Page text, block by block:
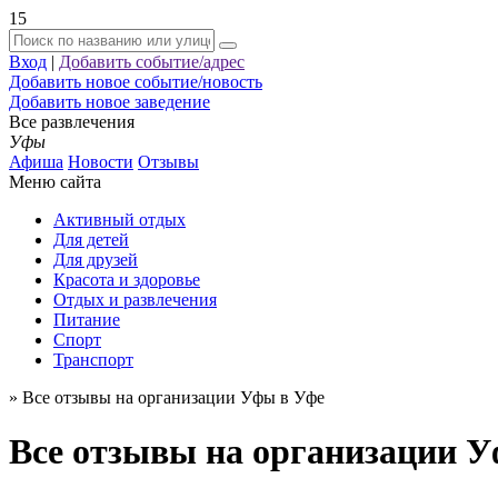
15
Вход | Добавить событие/адрес
Добавить новое событие/новость
Добавить новое заведение
Все развлечения
Уфы
Афиша Новости Отзывы
Меню сайта
Активный отдых
Для детей
Для друзей
Красота и здоровье
Отдых и развлечения
Питание
Спорт
Транспорт
» Все отзывы на организации Уфы в Уфе
Все отзывы на организации